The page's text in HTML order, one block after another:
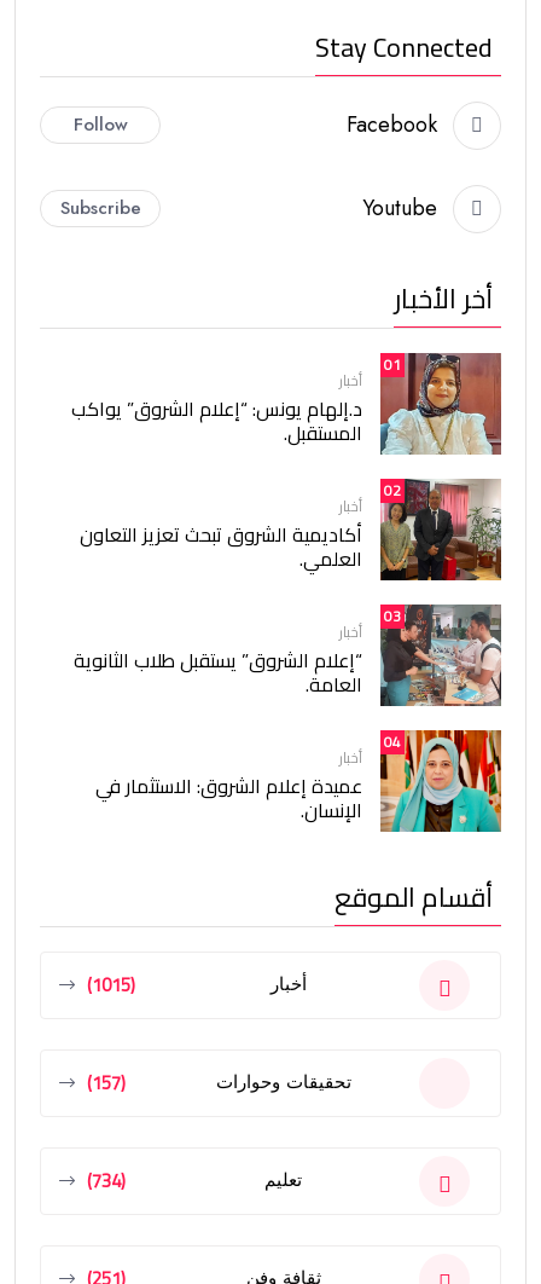
Stay Connected
Facebook
Follow
Youtube
Subscribe
أخر الأخبار
01
أخبار
د.إلهام يونس: “إعلام الشروق” يواكب
المستقبل.
02
أخبار
أكاديمية الشروق تبحث تعزيز التعاون
العلمي.
03
أخبار
“إعلام الشروق” يستقبل طلاب الثانوية
العامة.
04
أخبار
عميدة إعلام الشروق: الاستثمار في
الإنسان.
أقسام الموقع
أخبار (1015)
تحقيقات وحوارات (157)
تعليم (734)
ثقافة وفن